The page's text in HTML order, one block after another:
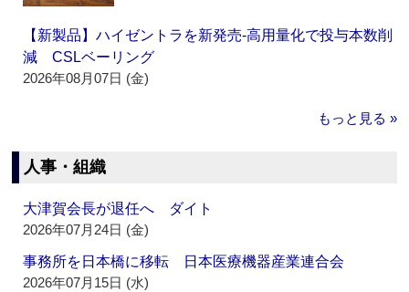
【新製品】ハイゼントラを新発売‐高用量化で投与本数削
減 CSLベーリング
2026年08月07日 (金)
もっと見る »
人事・組織
大津賀会長が退任へ ダイト
2026年07月24日 (金)
事務所を日本橋に移転 日本医療機器産業連合会
2026年07月15日 (水)